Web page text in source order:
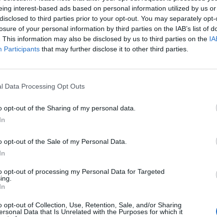
interest-based ads based on personal information utilized by us
to third parties prior to your opt-out. You may separately
of your personal information by third parties on the IAB’s list of
This information may also be disclosed by us to third parties on the
Participants that may further disclose it to other third parties.
Data Processing Opt Outs
opt-out of the Sharing of my personal data.
opt-out of the Sale of my Personal Data.
opt-out of processing my Personal Data for Targeted
opt-out of Collection, Use, Retention, Sale, and/or Sharing
Data that Is Unrelated with the Purposes for which it
látogatásra Nagy-Britanniába érkezett csütörtökön
utána feleségével Skóciába utazik, ahol magánprogramokkal
előzetesen közzétett menetrendből kitűnik, hogy az amerikai
is Londonon kívüli, vidéki helyszíneken lesz, a brit sajtó...
portfolio.hu hírarchívumához tartozik, melynek olvasása
tartalmazza:
cikkarchívum
elmúlt 2 év napon belüli